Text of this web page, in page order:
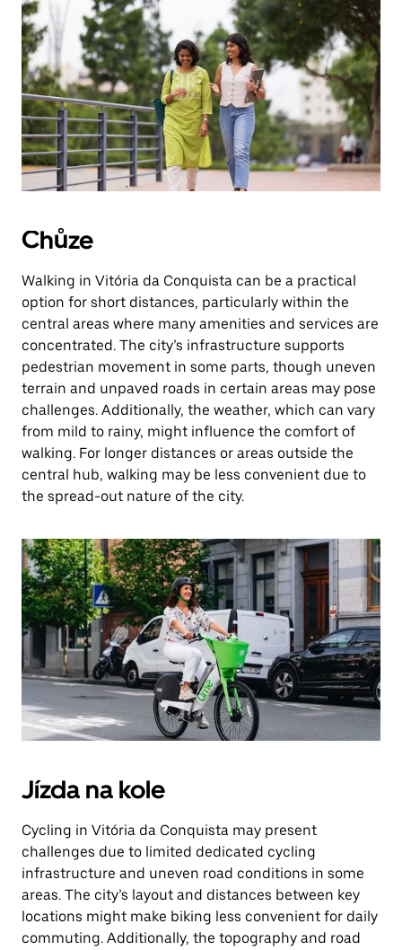
Chůze
Walking in Vitória da Conquista can be a practical
option for short distances, particularly within the
central areas where many amenities and services are
concentrated. The city’s infrastructure supports
pedestrian movement in some parts, though uneven
terrain and unpaved roads in certain areas may pose
challenges. Additionally, the weather, which can vary
from mild to rainy, might influence the comfort of
walking. For longer distances or areas outside the
central hub, walking may be less convenient due to
the spread-out nature of the city.
Jízda na kole
Cycling in Vitória da Conquista may present
challenges due to limited dedicated cycling
infrastructure and uneven road conditions in some
areas. The city’s layout and distances between key
locations might make biking less convenient for daily
commuting. Additionally, the topography and road